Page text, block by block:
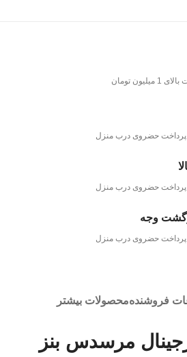
تومان
پرداخت حضروی درب منزل
پرداخت حضروی درب منزل
پرداخت حضروی درب منزل
فروشندهمحصولات بیشتر
مرسدس بنز